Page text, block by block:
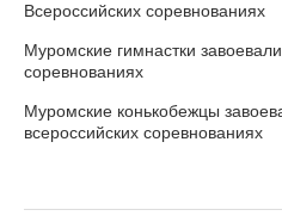
Всероссийских соревнованиях
Муромские гимнастки
соревнованиях
Муромские конькобежцы
всероссийских соревнованиях